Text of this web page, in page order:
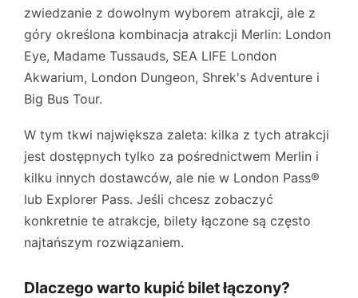
zwiedzanie z dowolnym wyborem atrakcji, ale z
góry określona kombinacja atrakcji Merlin: London
Eye, Madame Tussauds, SEA LIFE London
Akwarium, London Dungeon, Shrek's Adventure i
Big Bus Tour.
W tym tkwi największa zaleta: kilka z tych atrakcji
jest dostępnych tylko za pośrednictwem Merlin i
kilku innych dostawców, ale nie w London Pass®
lub Explorer Pass. Jeśli chcesz zobaczyć
konkretnie te atrakcje, bilety łączone są często
najtańszym rozwiązaniem.
Dlaczego warto kupić bilet łączony?